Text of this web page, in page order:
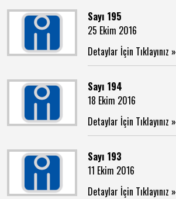
Sayı 195
25 Ekim 2016
Detaylar İçin Tıklayınız »
Sayı 194
18 Ekim 2016
Detaylar İçin Tıklayınız »
Sayı 193
11 Ekim 2016
Detaylar İçin Tıklayınız »